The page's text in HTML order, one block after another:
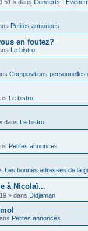
» dans Concerts -
Petites annonces
en foutez?
Le bistro
Compositions personnelles
Le bistro
dans Le bistro
Petites annonces
Les bonnes adresses de la
à Nicolaï...
» dans Didjaman
Petites annonces